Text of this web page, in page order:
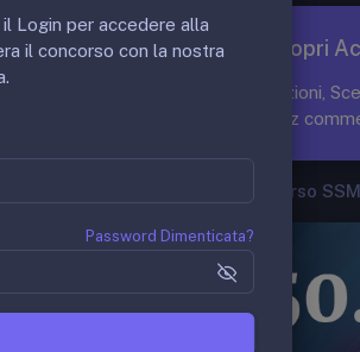
Scopri
Lezioni,
Quiz
Concorso
Login per accedere alla
il concorso con la nostra
Password Dimenticata?